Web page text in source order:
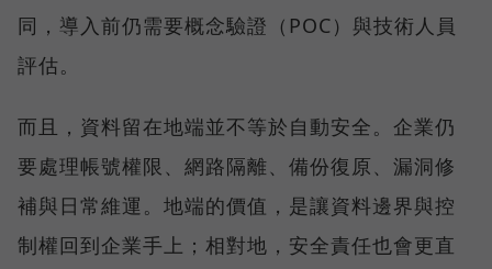
同，導入前仍需要概念驗證（POC）與技術人員
評估。
而且，資料留在地端並不等於自動安全。企業仍
要處理帳號權限、網路隔離、備份復原、漏洞修
補與日常維運。地端的價值，是讓資料邊界與控
制權回到企業手上；相對地，安全責任也會更直